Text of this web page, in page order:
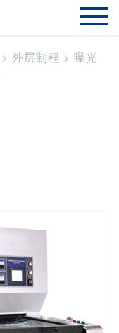
> 外层制程 > 曝光